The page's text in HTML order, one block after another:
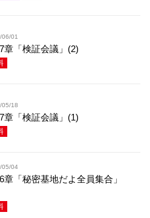
06/01
章「検証会議」(2)
05/18
章「検証会議」(1)
05/04
章「秘密基地だよ全員集合」